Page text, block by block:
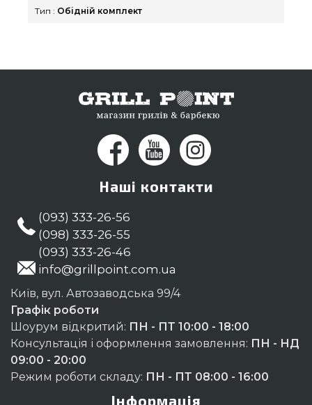
мангалів GrillPoint. Найкращі пропозиції на
Кам'янець-Подільський, Одеса
Тип : Обідній комплект
Наші контакти
(093) 333-26-56
(098) 333-26-55
(093) 333-26-46
info@grillpoint.com.ua
Київ, вул. Автозаводська 99/4
Графік роботи
Шоурум відкритий: ПН - ПТ 10:00 - 18:00
Консультація і оформлення замовлення: ПН - НД
09:00 - 20:00
Режим роботи складу: ПН - ПТ 08:00 - 16:00
Інформація